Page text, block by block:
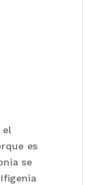
el
es
se